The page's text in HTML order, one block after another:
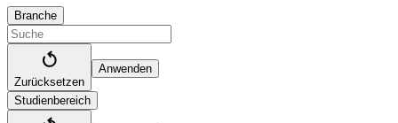
Branche
Zurücksetzen
Anwenden
Studienbereich